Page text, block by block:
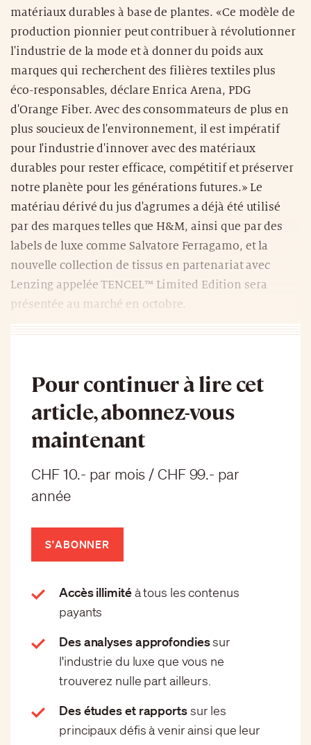
matériaux durables à base de plantes. «Ce modèle de
production pionnier peut contribuer à révolutionner
l'industrie de la mode et à donner du poids aux
marques qui recherchent des filières textiles plus
éco-responsables, déclare Enrica Arena, PDG
d'Orange Fiber. Avec des consommateurs de plus en
plus soucieux de l'environnement, il est impératif
pour l'industrie d'innover avec des matériaux
durables pour rester efficace, compétitif et préserver
notre planète pour les générations futures.» Le
matériau dérivé du jus d'agrumes a déjà été utilisé
par des marques telles que H&M, ainsi que par des
labels de luxe comme Salvatore Ferragamo, et la
nouvelle collection de tissus en partenariat avec
Lenzing appelée TENCEL™ Limited Edition sera
présentée au marché en octobre.
Pour continuer à lire cet
article, abonnez-vous
maintenant
CHF 10.- par mois / CHF 99.- par
année
S'ABONNER
Accès illimitéà tous les contenus
payants
Des analyses approfondiessur
l'industrie du luxe que vous ne
trouverez nulle part ailleurs.
Des études et rapportssur les
principaux défis à venir ainsi que leur